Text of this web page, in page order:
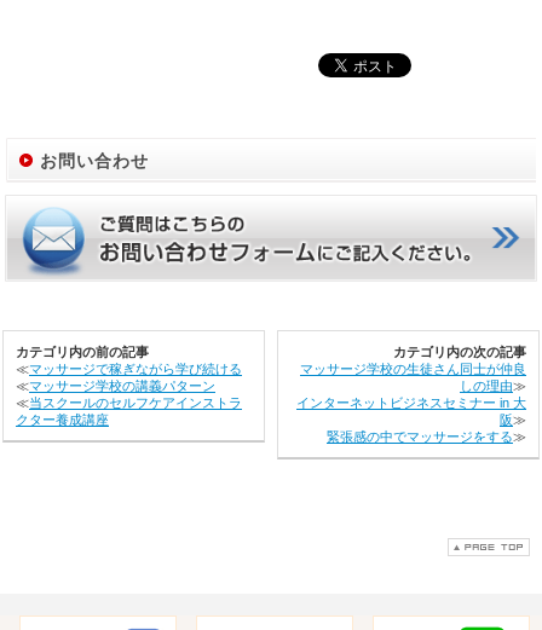
お問い合わせ
カテゴリ内の前の記事
≪マッサージで稼ぎながら学び続ける
≪マッサージ学校の講義パターン
≪当スクールのセルフケアインストラ
クター養成講座
カテゴリ内の次の記事
マッサージ学校の生徒さん同士が仲良
しの理由≫
インターネットビジネスセミナー in 大
阪≫
緊張感の中でマッサージをする≫